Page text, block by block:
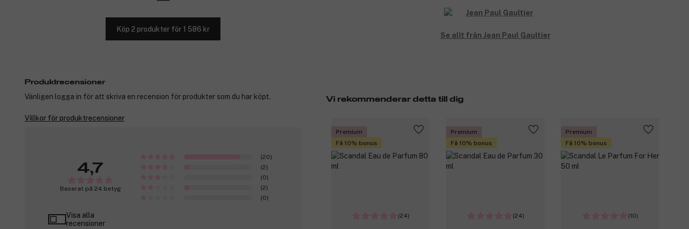
Köp 2 produkter för 1 586 kr
Se allt från Jean Paul Gaultier
Vi rekommenderar detta till dig
Premium
Få 10% bonus
(24)
Premium
Få 10% bonus
(24)
Premium
Få 10% bonus
(10)
Produktrecensioner
Vänligen logga in för att skriva en recension för produkter som du har köpt.
Villkor för produktrecensioner
4,7
Baserat på 24 betyg
(20)
(2)
(0)
(2)
(0)
Visa alla
recensioner